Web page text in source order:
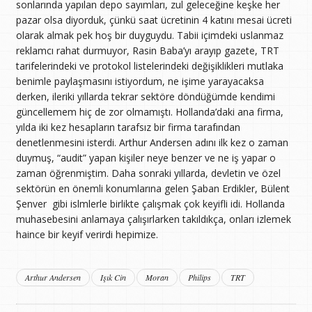
sonlarında yapılan depo sayımları, zul geleceğine keşke her
pazar olsa diyorduk, çünkü saat ücretinin 4 katını mesai ücreti
olarak almak pek hoş bir duyguydu. Tabii içimdeki uslanmaz
reklamcı rahat durmuyor, Rasin Baba’yı arayıp gazete, TRT
tarifelerindeki ve protokol listelerindeki değişiklikleri mutlaka
benimle paylaşmasını istiyordum, ne işime yarayacaksa
derken, ileriki yıllarda tekrar sektöre döndüğümde kendimi
güncellemem hiç de zor olmamıştı. Hollanda’daki ana firma,
yılda iki kez hesapların tarafsız bir firma tarafından
denetlenmesini isterdi. Arthur Andersen adını ilk kez o zaman
duymuş, “audit” yapan kişiler neye benzer ve ne iş yapar o
zaman öğrenmiştim. Daha sonraki yıllarda, devletin ve özel
sektörün en önemli konumlarına gelen Şaban Erdikler, Bülent
Şenver gibi islmlerle birlikte çalışmak çok keyifli idi. Hollanda
muhasebesini anlamaya çalışırlarken takıldıkça, onları izlemek
haince bir keyif verirdi hepimize.
Arthur Andersen Işık Cin Moran Philips TRT